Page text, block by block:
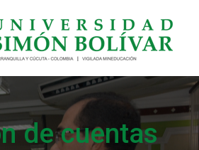
de cuentas